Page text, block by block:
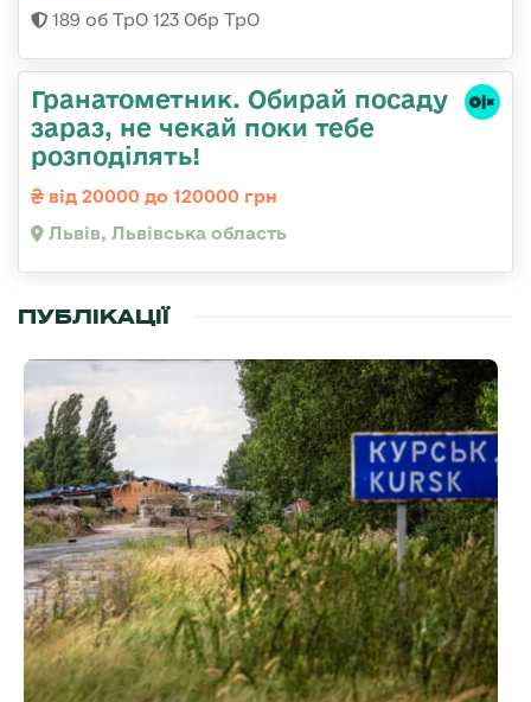
189 об ТрО 123 Обр ТрО
Гранатометник. Обирай посаду
зараз, не чекай поки тебе
розподілять!
від 20000 до 120000 грн
Львів, Львівська область
ПУБЛІКАЦІЇ